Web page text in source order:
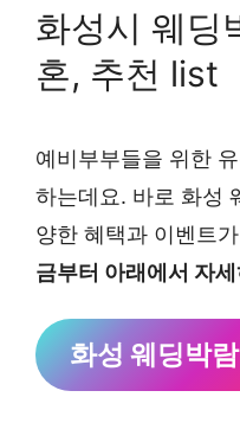
화성시 웨딩
혼, 추천 list
예비부부들을 위한
하는데요. 바로 화성
양한 혜택과 이벤트
금부터 아래에서 자
화성 웨딩박